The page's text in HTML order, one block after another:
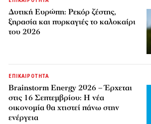
Δυτική Ευρώπη: Ρεκόρ ζέστης,
ξηρασία και πυρκαγιές το καλοκαίρι
του 2026
ΕΠΙΚΑΙΡΟΤΗΤΑ
Brainstorm Energy 2026 – Έρχεται
στις 16 Σεπτεμβρίου: Η νέα
οικονομία θα χτιστεί πάνω στην
ενέργεια